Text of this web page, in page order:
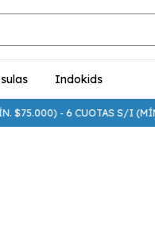
Indokids
$75.000) - 6 CUOTAS S/I (MÍN.